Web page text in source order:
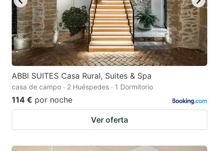
ABBI SUITES Casa Rural, Suites & Spa
casa de campo · 2 Huéspedes · 1 Dormitorio
114 € por noche
Ver oferta